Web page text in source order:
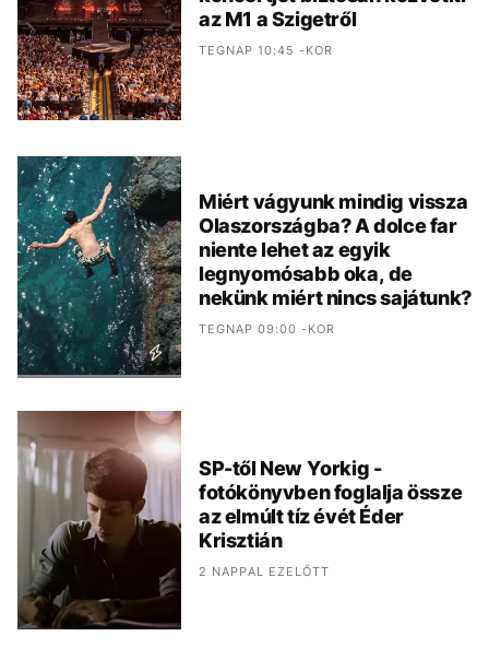
az M1 a Szigetről
TEGNAP 10:45 -KOR
Miért vágyunk mindig vissza
Olaszországba? A dolce far
niente lehet az egyik
legnyomósabb oka, de
nekünk miért nincs sajátunk?
TEGNAP 09:00 -KOR
SP-től New Yorkig -
fotókönyvben foglalja össze
az elmúlt tíz évét Éder
Krisztián
2 NAPPAL EZELŐTT